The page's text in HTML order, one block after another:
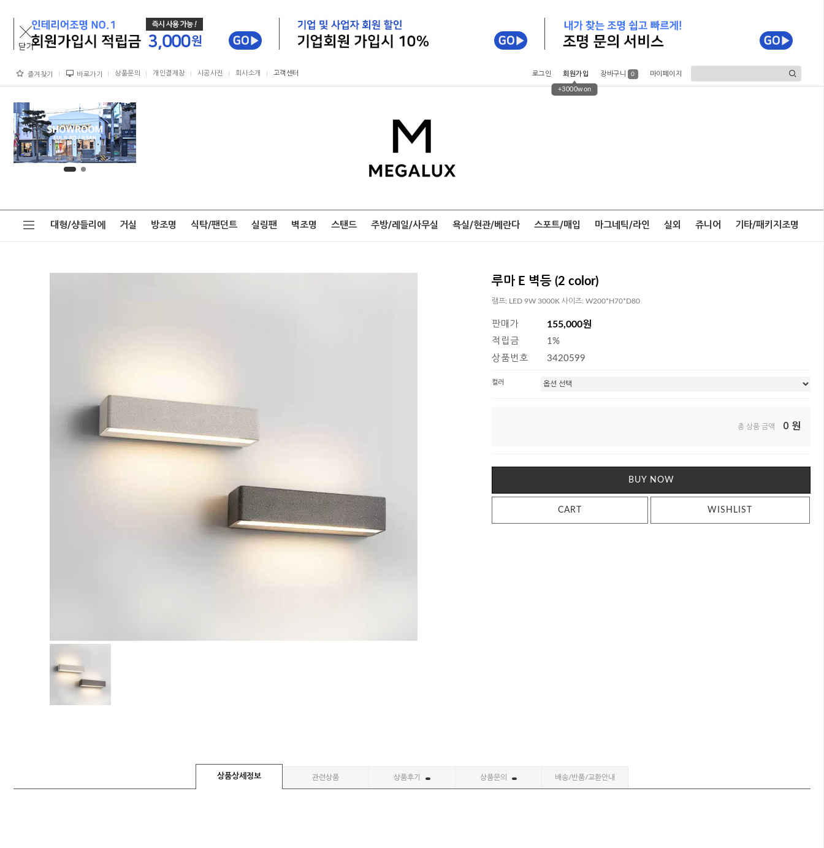
즐겨찾기 바로가기 상품문의 개인결제창 시공사진 회사소개 고객센터 로그인 회원가입
+3000won
장바구니 0 마이페이지
대형/샹들리에 거실 방조명 식탁/팬던트 실링팬 벽조명 스탠드 주방/레일/사무실 욕실/현관/베란다 스포트/매입 마그네틱/라인 실외 쥬니어 기타/패키지조명
루마 E 벽등 (2 color)
램프: LED 9W 3000K 사이즈: W200*H70*D80
판매가 155,000원
적립금
1%
상품번호
3420599
컬러
총 상품 금액 0 원
BUY NOW
CART WISHLIST
상품상세정보 관련상품 상품후기 상품문의 배송/반품/교환안내